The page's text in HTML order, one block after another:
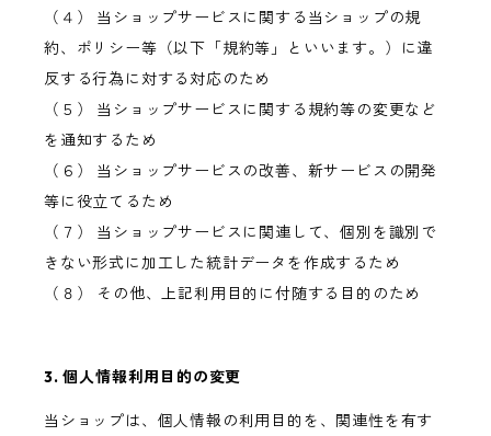
（４） 当ショップサービスに関する当ショップの規
約、ポリシー等（以下「規約等」といいます。）に違
反する行為に対する対応のため
（５） 当ショップサービスに関する規約等の変更など
を通知するため
（６） 当ショップサービスの改善、新サービスの開発
等に役立てるため
（７） 当ショップサービスに関連して、個別を識別で
きない形式に加工した統計データを作成するため
（８） その他、上記利用目的に付随する目的のため
3. 個人情報利用目的の変更
当ショップは、個人情報の利用目的を、関連性を有す